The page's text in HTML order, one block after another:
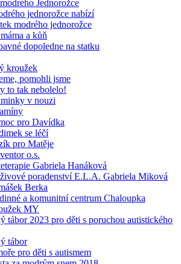
Jednorožce
jednorožce nabízí
modrého jednorožce
a kůň
dopoledne na statku
kroužek
pomohli jsme
to tak nebolelo!
v nouzi
pro Davídka
se léčí
pro Matěje
o.s.
Gabriela Hanáková
poradenství E.L.A. Gabriela Miková
Berka
a komunitní centrum Chaloupka
MY
tábor 2023 pro děti s poruchou autistického
tábor
pro děti s autismem